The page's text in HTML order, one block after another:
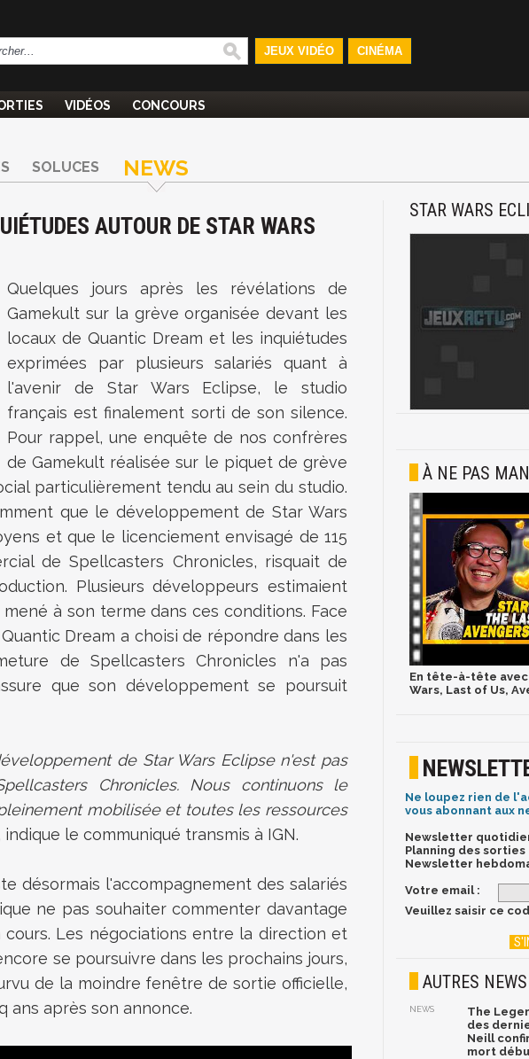
JEUX VIDÉO CINÉMA
VIDÉOS CONCOURS
SOLUCES NEWS
AUTOUR DE STAR WARS
Quelques jours après les révélations de
Gamekult sur la grève organisée devant les
locaux de Quantic Dream et les inquiétudes
exprimées par plusieurs salariés quant à
l'avenir de Star Wars Eclipse, le studio
français est finalement sorti de son silence.
Pour rappel, une enquête de nos confrères
de Gamekult réalisée sur le piquet de grève
particulièrement tendu au sein du studio.
que le développement de Star Wars
et que le licenciement envisagé de 115
de Spellcasters Chronicles, risquait de
Plusieurs développeurs estimaient
à son terme dans ces conditions. Face
Dream a choisi de répondre dans les
de Spellcasters Chronicles n'a pas
que son développement se poursuit
de Star Wars Eclipse n'est pas
Chronicles. Nous continuons le
mobilisée et toutes les ressources
indique le communiqué transmis à IGN.
désormais l'accompagnement des salariés
ne pas souhaiter commenter davantage
Les négociations entre la direction et
se poursuivre dans les prochains jours,
de la moindre fenêtre de sortie officielle,
ans après son annonce.
STAR WARS
À NE PAS
En tête-à-tête avec
Wars, Last of Us,
Ne loupez rien de
vous abonnant aux
Newsletter
Planning des sorties
Newsletter
Votre email :
Veuillez saisir ce
AUTRES NEWS
NEWS
The
des
Neill
mort